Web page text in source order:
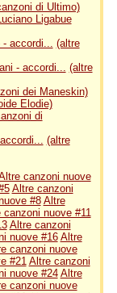
di Ultimo)
Ligabue
- accordi... (altre
- accordi... (altre
dei Maneskin)
Elodie)
di
(altre
canzoni nuove
Altre canzoni
#8 Altre
canzoni nuove #11
Altre canzoni
nuove #16 Altre
canzoni nuove
#21 Altre canzoni
nuove #24 Altre
canzoni nuove